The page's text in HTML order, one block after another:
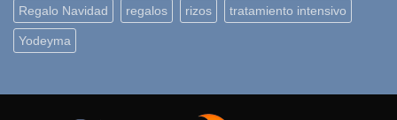
Regalo Navidad regalos rizos tratamiento intensivo
Yodeyma